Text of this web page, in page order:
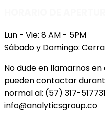
Lun - Vie: 8 AM - 5PM
Sábado y Domingo:
No dude en llamarnos
pueden contactar
normal al: (57) 317-
info@analyticsgroup.co